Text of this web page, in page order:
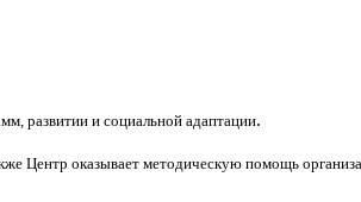
развитии и социальной адаптации.
Центр оказывает методическую помощь